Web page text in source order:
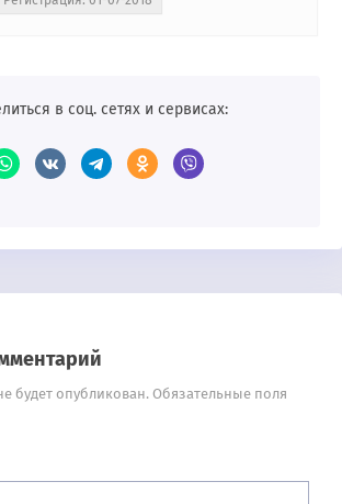
в соц. сетях и сервисах:
будет опубликован. Обязательные поля